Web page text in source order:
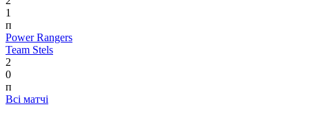
1
п
Power Rangers
Team Stels
2
0
п
Всі матчі